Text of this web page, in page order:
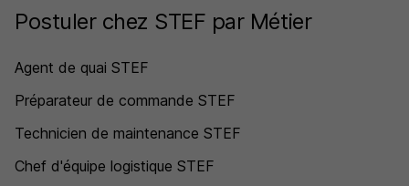
Postuler chez STEF par Métier
Agent de quai STEF
Préparateur de commande STEF
Technicien de maintenance STEF
Chef d'équipe logistique STEF